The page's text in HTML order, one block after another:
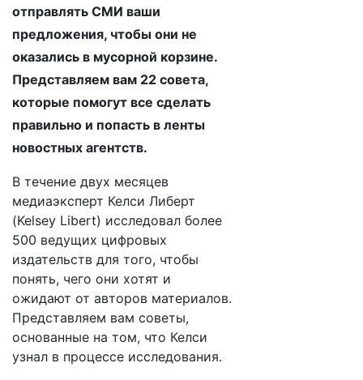
отправлять СМИ ваши
предложения, чтобы они не
оказались в мусорной корзине.
Представляем вам 22 совета,
которые помогут все сделать
правильно и попасть в ленты
новостных агентств.
В течение двух месяцев
медиаэксперт Келси Либерт
(Kelsey Libert) исследовал более
500 ведущих цифровых
издательств для того, чтобы
понять, чего они хотят и
ожидают от авторов материалов.
Представляем вам советы,
основанные на том, что Келси
узнал в процессе исследования.